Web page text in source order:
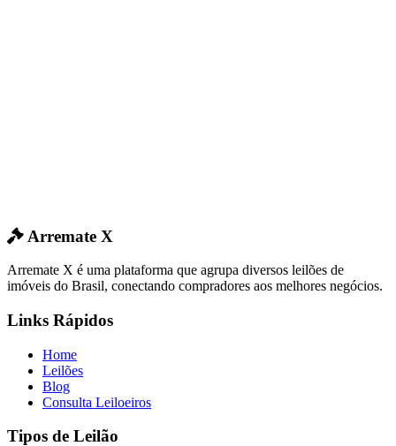
Arremate X
Arremate X é uma plataforma que agrupa diversos leilões de
imóveis do Brasil, conectando compradores aos melhores negócios.
Links Rápidos
Home
Leilões
Blog
Consulta Leiloeiros
Tipos de Leilão